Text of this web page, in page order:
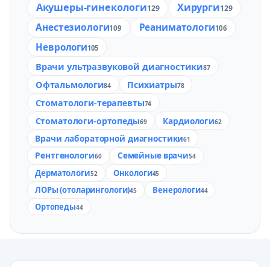
Акушеры-гинекологи129 Хирурги129
Анестезиологи109 Реаниматологи106
Неврологи105
Врачи ультразвуковой диагностики87
Офтальмологи84 Психиатры78
Стоматологи-терапевты74
Стоматологи-ортопеды69 Кардиологи62
Врачи лабораторной диагностики61
Рентгенологи60 Семейные врачи54
Дерматологи52 Онкологи45
ЛОРы (отоларингологи)45 Венерологи44
Ортопеды44